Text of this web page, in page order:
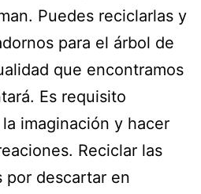
Puedes reciclarlas y
para el árbol de
que encontramos
Es requisito
imaginación y hacer
Reciclar las
por descartar en